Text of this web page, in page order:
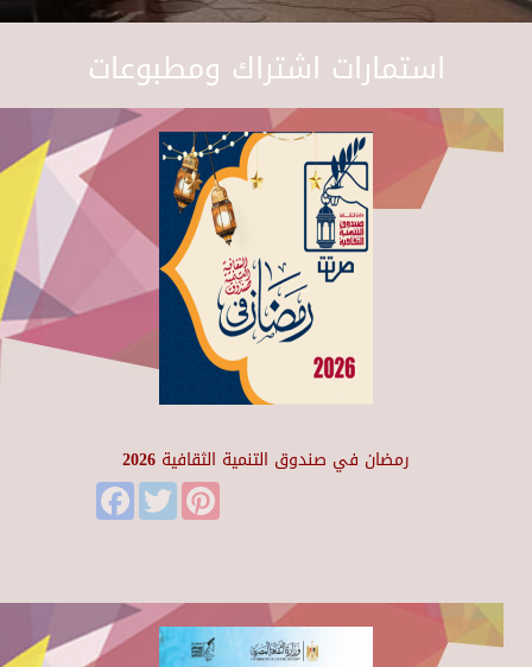
استمارات اشتراك ومطبوعات
رمضان في صندوق التنمية الثقافية 2026
FacebookTwitter